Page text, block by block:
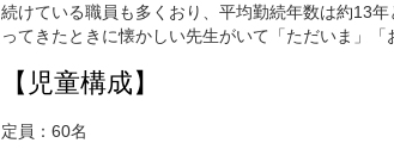
続けている職員も多くおり、平均勤続年数は約13
ってきたときに懐かしい先生がいて「ただいま」
【児童構成】
定員：60名